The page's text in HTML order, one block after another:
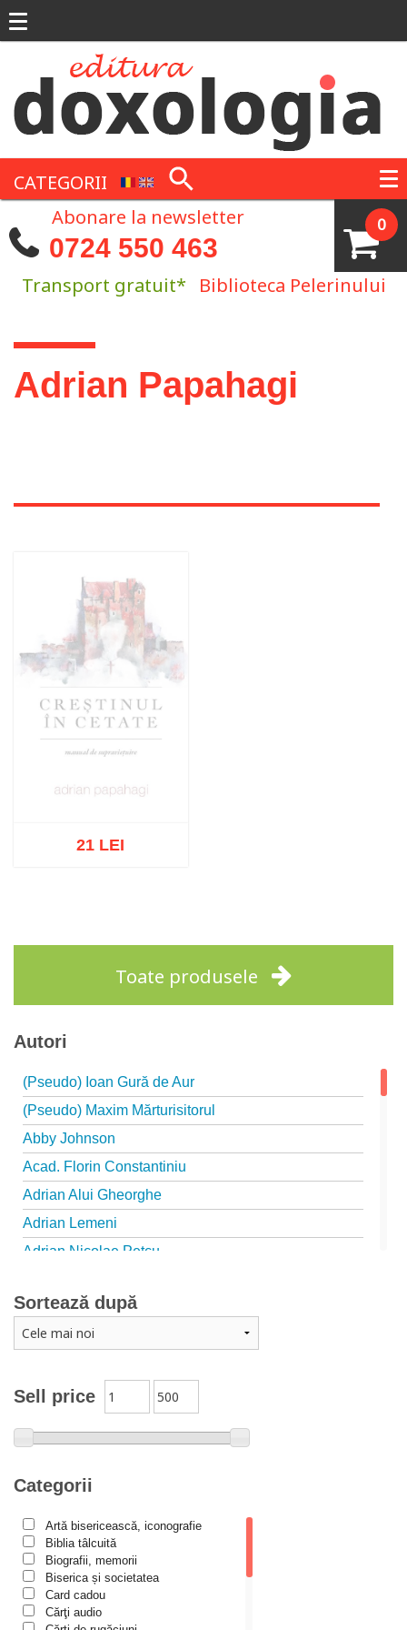
CATEGORII
0
Abonare la newsletter
0724 550 463
Transport gratuit* Biblioteca Pelerinului
Eşti aici
Adrian Papahagi
21 LEI
Toate produsele
Autori
(Pseudo) Ioan Gură de Aur
(Pseudo) Maxim Mărturisitorul
Abby Johnson
Acad. Florin Constantiniu
Adrian Alui Gheorghe
Adrian Lemeni
Adrian Nicolae Petcu
Adriana Petrescu
Alexandra Rotariu
Alexandru Creţu
Alexandru Huțanu
Alexandru Lascarov-Moldovanu
Alexandru Rădescu
Alexandru Tkacenko
Alexis Torrance
Alina Ana Nistor
Sell price
Categorii
Artă bisericească, iconografie
Biblia tâlcuită
Biografii, memorii
Biserica și societatea
Card cadou
Cărţi audio
Sortează după